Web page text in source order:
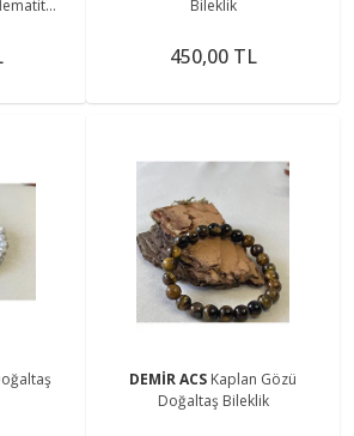
Bileklik
450,00 TL
DEMİR ACS Kaplan Gözü
Doğaltaş Bileklik